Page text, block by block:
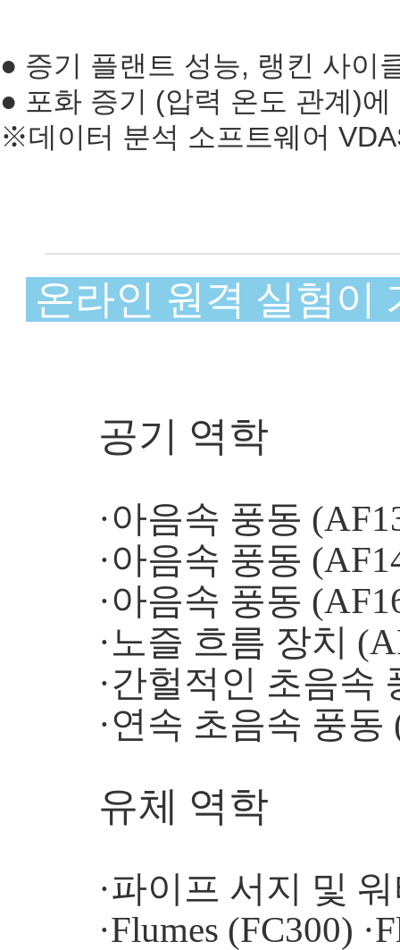
● 증기 플랜트 성능, 랭킨 사이
● 포화 증기 (압력 온도 관계)
※데이터 분석 소프트웨어
온라인 원격 실험이
공기 역학
·아음속 풍동
·아음속 풍동
·아음속 풍동
·노즐 흐름 장치
·간헐적인 초음속
·연속 초음속 풍동
유체 역학
·파이프 서지 및
·Flumes (FC300)